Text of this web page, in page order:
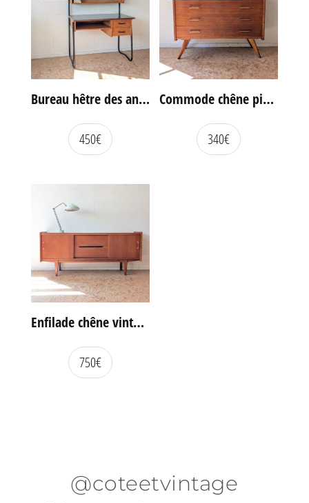
Bureau hêtre des années 60
450€
Commode chêne pieds compas vintage
340€
Enfilade chêne vintage portes coulissantes
750€
@coteetvintage